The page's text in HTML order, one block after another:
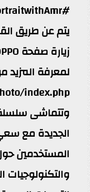
يتم عن طريق
لمعرفة المزيد
index.php
المستخدمين